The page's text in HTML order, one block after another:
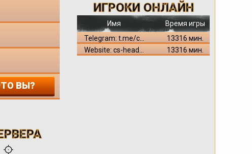
ВЫ?
ИГРОКИ ОНЛАЙН
Имя
Время игры
Telegram: t.me/c...
13316 мин.
Website: cs-head...
13316 мин.